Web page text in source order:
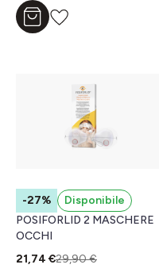
Aggiungi al carrello
-27%
Disponibile
POSIFORLID 2 MASCHERE
OCCHI
21,74 €29,90 €